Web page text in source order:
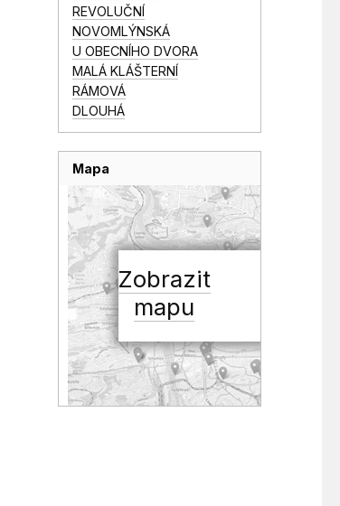
REVOLUČNÍ
NOVOMLÝNSKÁ
U OBECNÍHO DVORA
MALÁ KLÁŠTERNÍ
RÁMOVÁ
DLOUHÁ
Mapa
Zobrazit
mapu